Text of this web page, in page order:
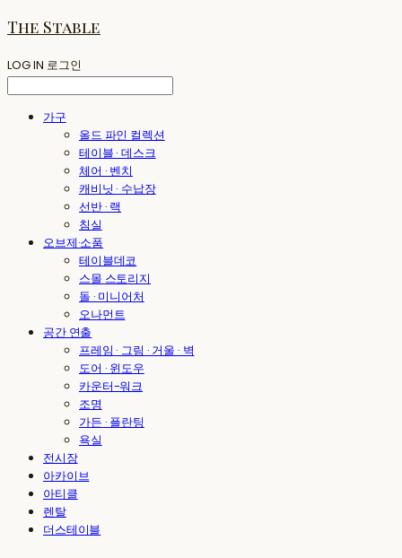
The Stable
LOG IN 로그인
가구
올드 파인 컬렉션
테이블 · 데스크
체어 · 벤치
캐비닛 · 수납장
선반 · 랙
침실
오브제·소품
테이블데코
스몰 스토리지
돌 · 미니어처
오나먼트
공간 연출
프레임 · 그림 · 거울 · 벽
도어 · 윈도우
카운터-워크
조명
가든 · 플란팅
욕실
전시장
아카이브
아티클
렌탈
더스테이블